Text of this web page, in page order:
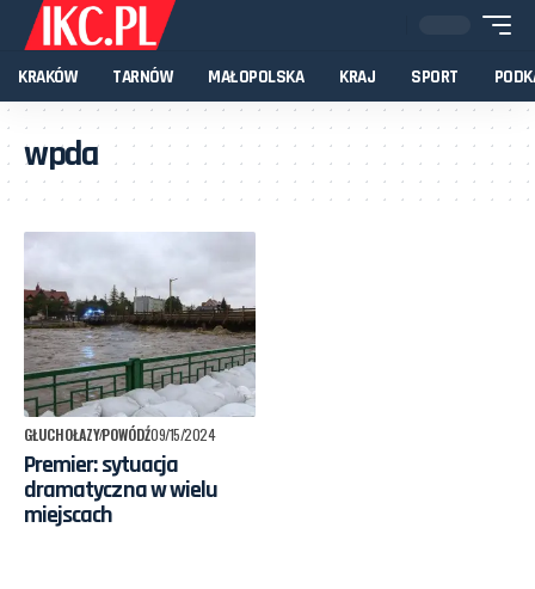
KRAKÓW TARNÓW MAŁOPOLSKA KRAJ SPORT
wpda
GŁUCHOŁAZYPOWÓDŹ09/15/2024
Premier: sytuacja
dramatyczna w wielu
miejscach